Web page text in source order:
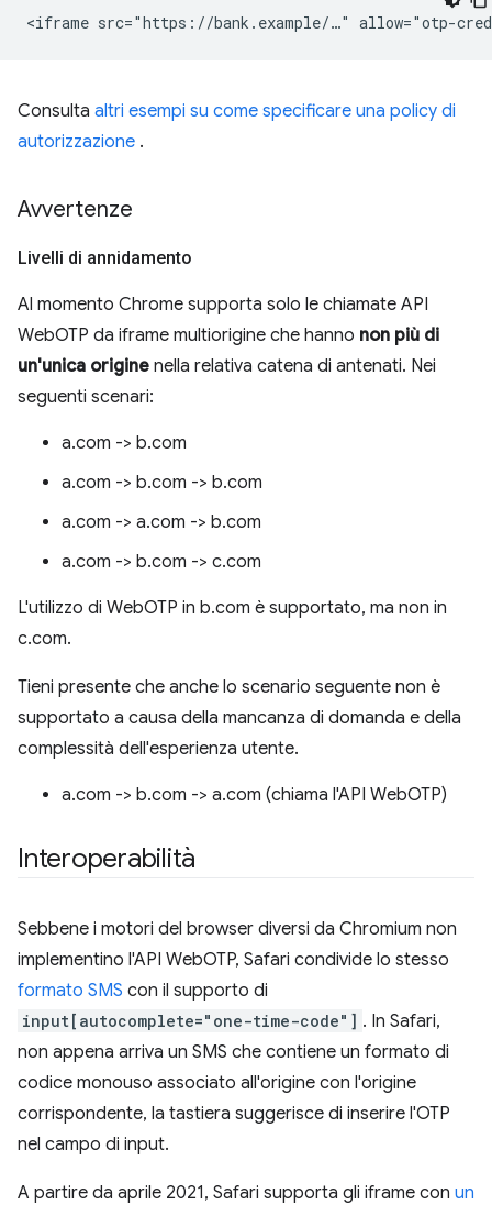
Consulta altri esempi su come specificare una policy di
autorizzazione .
Avvertenze
Livelli di annidamento
Al momento Chrome supporta solo le chiamate API
WebOTP da iframe multiorigine che hanno non più di
un'unica origine nella relativa catena di antenati. Nei
seguenti scenari:
a.com -> b.com
a.com -> b.com -> b.com
a.com -> a.com -> b.com
a.com -> b.com -> c.com
L'utilizzo di WebOTP in b.com è supportato, ma non in
c.com.
Tieni presente che anche lo scenario seguente non è
supportato a causa della mancanza di domanda e della
complessità dell'esperienza utente.
a.com -> b.com -> a.com (chiama l'API WebOTP)
Interoperabilità
Sebbene i motori del browser diversi da Chromium non
implementino l'API WebOTP, Safari condivide lo stesso
formato SMS con il supporto di
input[autocomplete="one-time-code"] . In Safari,
non appena arriva un SMS che contiene un formato di
codice monouso associato all'origine con l'origine
corrispondente, la tastiera suggerisce di inserire l'OTP
nel campo di input.
A partire da aprile 2021, Safari supporta gli iframe con un